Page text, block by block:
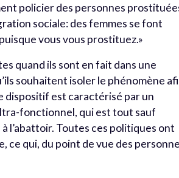
policier des personnes
sociale: des femmes se font
vous vous prostituez.»
quand ils sont en fait dans une
souhaitent isoler le phénomène
dispositif est caractérisé par un
fonctionnel, qui est tout sauf
l’abattoir. Toutes ces politiques ont
qui, du point de vue des